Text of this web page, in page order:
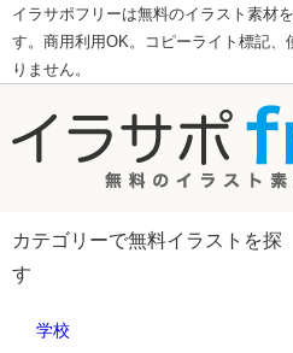
イラサポフリーは無料のイラスト素材
す。商用利用OK。コピーライト標記
りません。
カテゴリーで無料イラストを探
す
学校